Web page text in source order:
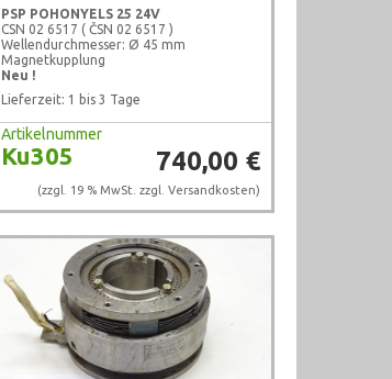
PSP POHONYELS 25 24V
CSN 02 6517 ( ČSN 02 6517 )
Wellendurchmesser: Ø 45 mm
Magnetkupplung
Neu !
Lieferzeit: 1 bis 3 Tage
Artikelnummer
Ku305 740,00 €
(zzgl. 19 % MwSt. zzgl. Versandkosten)